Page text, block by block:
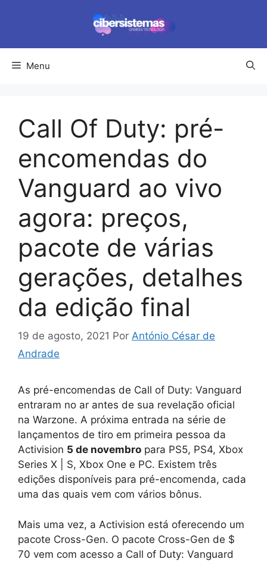
conteúdo
Menu
Call Of Duty: pré-
encomendas do
Vanguard ao vivo
agora: preços,
pacote de várias
gerações, detalhes
da edição final
19 de agosto, 2021 Por António César de
Andrade
As pré-encomendas de Call of Duty: Vanguard
entraram no ar antes de sua revelação oficial
na Warzone. A próxima entrada na série de
lançamentos de tiro em primeira pessoa da
Activision 5 de novembro para PS5, PS4, Xbox
Series X | S, Xbox One e PC. Existem três
edições disponíveis para pré-encomenda, cada
uma das quais vem com vários bônus.
Mais uma vez, a Activision está oferecendo um
pacote Cross-Gen. O pacote Cross-Gen de $
70 vem com acesso a Call of Duty: Vanguard